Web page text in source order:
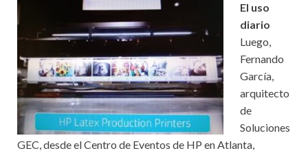
El uso
diario
Luego,
Fernando
García,
arquitecto
de
Soluciones
GEC, desde el Centro de Eventos de HP en Atlanta,